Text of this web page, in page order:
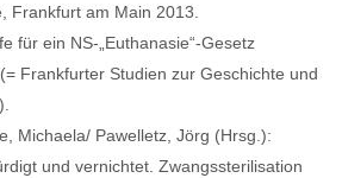
Frankfurt am Main 2013.
für ein NS-„Euthanasie“-Gesetz
Frankfurter Studien zur Geschichte und
Michaela/ Pawelletz, Jörg (Hrsg.):
und vernichtet. Zwangssterilisation